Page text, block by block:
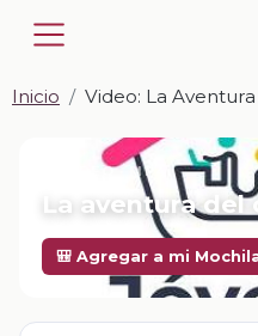
Inicio Video: La
📎 VIDEO · MP4
La aventura del
🎒 Agregar a mi